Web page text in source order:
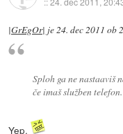
|GrEgOr| je 24. dec 2011 ob
Sploh ga ne nastaaviš
če imaš služben telefon.
Yep.